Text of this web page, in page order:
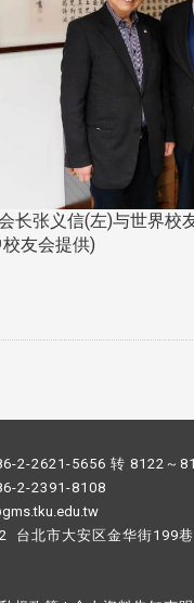
长张义信(左)与世界校
友会提供)
2-2621-5656 转 8122～
2-2391-8108
台北市大安区金华街199